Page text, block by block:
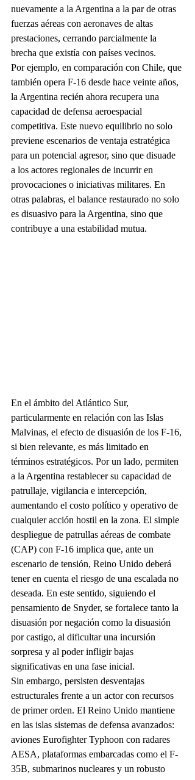
nuevamente a la Argentina a la par de otras
fuerzas aéreas con aeronaves de altas
prestaciones, cerrando parcialmente la
brecha que existía con países vecinos.
Por ejemplo, en comparación con Chile, que
también opera F-16 desde hace veinte años,
la Argentina recién ahora recupera una
capacidad de defensa aeroespacial
competitiva. Este nuevo equilibrio no solo
previene escenarios de ventaja estratégica
para un potencial agresor, sino que disuade
a los actores regionales de incurrir en
provocaciones o iniciativas militares. En
otras palabras, el balance restaurado no solo
es disuasivo para la Argentina, sino que
contribuye a una estabilidad mutua.
En el ámbito del Atlántico Sur,
particularmente en relación con las Islas
Malvinas, el efecto de disuasión de los F-16,
si bien relevante, es más limitado en
términos estratégicos. Por un lado, permiten
a la Argentina restablecer su capacidad de
patrullaje, vigilancia e intercepción,
aumentando el costo político y operativo de
cualquier acción hostil en la zona. El simple
despliegue de patrullas aéreas de combate
(CAP) con F-16 implica que, ante un
escenario de tensión, Reino Unido deberá
tener en cuenta el riesgo de una escalada no
deseada. En este sentido, siguiendo el
pensamiento de Snyder, se fortalece tanto la
disuasión por negación como la disuasión
por castigo, al dificultar una incursión
sorpresa y al poder infligir bajas
significativas en una fase inicial.
Sin embargo, persisten desventajas
estructurales frente a un actor con recursos
de primer orden. El Reino Unido mantiene
en las islas sistemas de defensa avanzados:
aviones Eurofighter Typhoon con radares
AESA, plataformas embarcadas como el F-
35B, submarinos nucleares y un robusto